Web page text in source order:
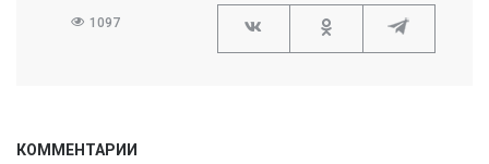
1097
КОММЕНТАРИИ